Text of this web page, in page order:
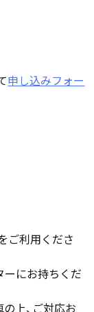
申し込みフォー
ご利用くださ
にお持ちくだ
上、ご対応お